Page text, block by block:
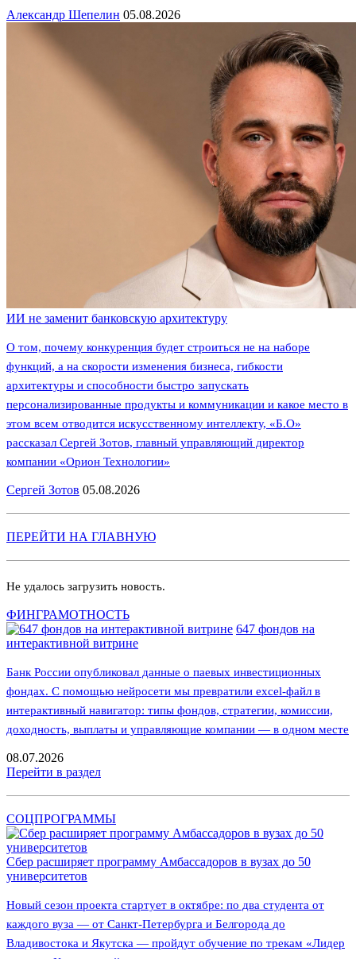
Александр Шепелин 05.08.2026
ИИ не заменит банковскую архитектуру
О том, почему конкуренция будет строиться не на наборе
функций, а на скорости изменения бизнеса, гибкости
архитектуры и способности быстро запускать
персонализированные продукты и коммуникации и какое место в
этом всем отводится искусственному интеллекту, «Б.О»
рассказал Сергей Зотов, главный управляющий директор
компании «Орион Технологии»
Сергей Зотов 05.08.2026
ПЕРЕЙТИ НА ГЛАВНУЮ
Не удалось загрузить новость.
ФИНГРАМОТНОСТЬ
647 фондов на
интерактивной витрине
Банк России опубликовал данные о паевых инвестиционных
фондах. С помощью нейросети мы превратили excel-файл в
интерактивный навигатор: типы фондов, стратегии, комиссии,
доходность, выплаты и управляющие компании — в одном месте
08.07.2026
Перейти в раздел
СОЦПРОГРАММЫ
Сбер расширяет программу Амбассадоров в вузах до 50
университетов
Новый сезон проекта стартует в октябре: по два студента от
каждого вуза — от Санкт-Петербурга и Белгорода до
Владивостока и Якутска — пройдут обучение по трекам «Лидер